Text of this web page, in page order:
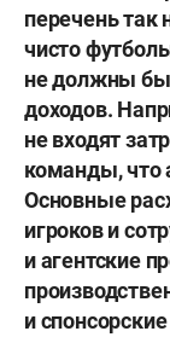
перечень так
чисто
не должны
доходов.
не входят
команды, что
Основные
игроков и
и агентские
и